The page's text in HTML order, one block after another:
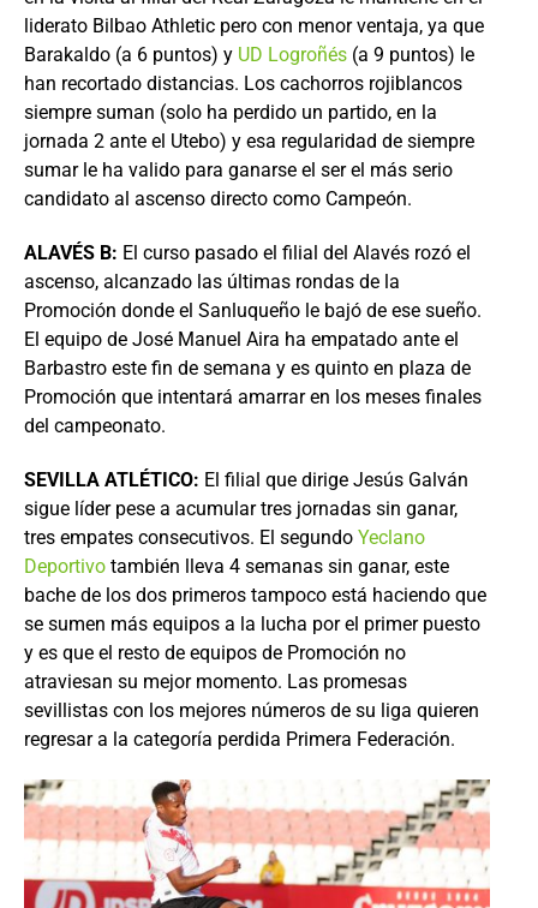
liderato Bilbao Athletic pero con menor ventaja, ya que
Barakaldo (a 6 puntos) y UD Logroñés (a 9 puntos) le
han recortado distancias. Los cachorros rojiblancos
siempre suman (solo ha perdido un partido, en la
jornada 2 ante el Utebo) y esa regularidad de siempre
sumar le ha valido para ganarse el ser el más serio
candidato al ascenso directo como Campeón.
ALAVÉS B: El curso pasado el filial del Alavés rozó el
ascenso, alcanzado las últimas rondas de la
Promoción donde el Sanluqueño le bajó de ese sueño.
El equipo de José Manuel Aira ha empatado ante el
Barbastro este fin de semana y es quinto en plaza de
Promoción que intentará amarrar en los meses finales
del campeonato.
SEVILLA ATLÉTICO: El filial que dirige Jesús Galván
sigue líder pese a acumular tres jornadas sin ganar,
tres empates consecutivos. El segundo Yeclano
Deportivo también lleva 4 semanas sin ganar, este
bache de los dos primeros tampoco está haciendo que
se sumen más equipos a la lucha por el primer puesto
y es que el resto de equipos de Promoción no
atraviesan su mejor momento. Las promesas
sevillistas con los mejores números de su liga quieren
regresar a la categoría perdida Primera Federación.